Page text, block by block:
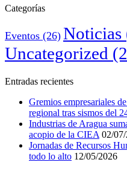
Categorías
Eventos (26) Noticias
Uncategorized
Entradas recientes
Gremios empresariales
regional tras sismos del
Industrias de Aragua
acopio de la CIEA 02/
Jornadas de Recursos
todo lo alto 12/05/2026